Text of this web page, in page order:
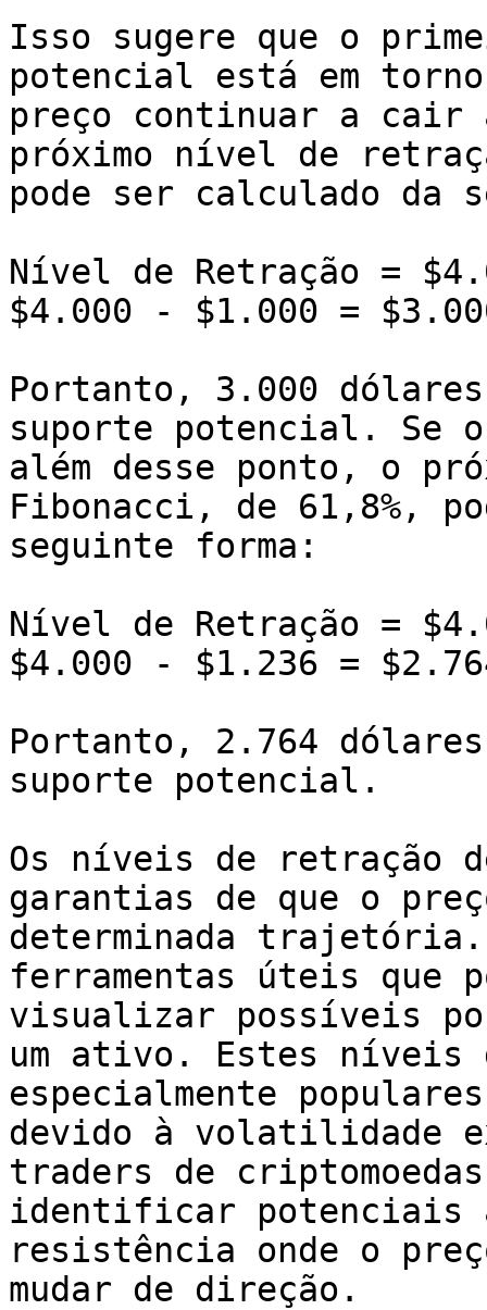
Isso sugere que o
potencial está em
preço continuar a cair
próximo nível de
pode ser calculado da
Nível de Retração =
$4.000 - $1.000 =
Portanto, 3.000
suporte potencial. Se
além desse ponto, o
Fibonacci, de 61,8%,
seguinte forma:
Nível de Retração =
$4.000 - $1.236 =
Portanto, 2.764
suporte potencial.
Os níveis de retração
garantias de que o
determinada
ferramentas úteis que
visualizar possíveis
um ativo. Estes níveis
especialmente
devido à volatilidade
traders de
identificar potenciais
resistência onde o
mudar de direção.